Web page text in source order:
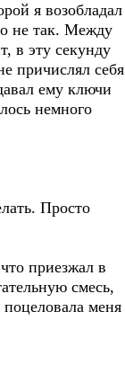
я возобладал
не так. Между
в эту секунду
причислял себя
ему ключи
немного
Просто
приезжал в
смесь,
меня